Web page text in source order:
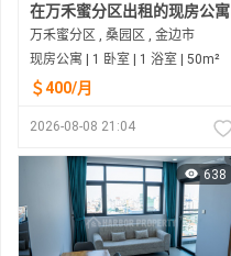
在万禾蜜分区出租的现房公寓
万禾蜜分区 , 桑园区 , 金边市
现房公寓 | 1 卧室 | 1 浴室 | 50m²
＄400/月
2026-08-08 21:04
638